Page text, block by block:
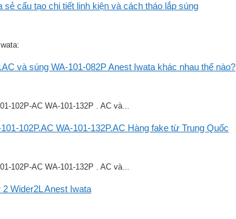
cấu tạo chi tiết linh kiện và cách tháo lắp súng
và súng WA-101-082P Anest Iwata khác nhau thế nào?
102P-AC WA-101-132P . AC và...
102P.AC WA-101-132P.AC Hàng fake từ Trung Quốc
102P-AC WA-101-132P . AC và...
Wider2L Anest Iwata